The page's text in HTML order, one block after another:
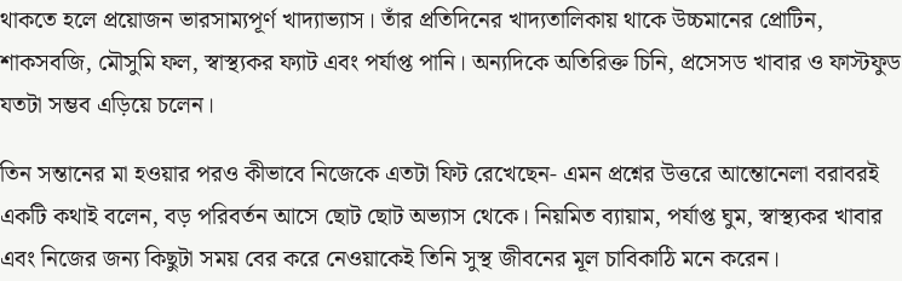
থাকতে হলে প্রয়োজন ভারসাম্যপূর্ণ খাদ্যাভ্যাস। তাঁর প্রতিদিনের খাদ্যতালিকায় থাকে উচ্চমানের প্রোটিন,
শাকসবজি, মৌসুমি ফল, স্বাস্থ্যকর ফ্যাট এবং পর্যাপ্ত পানি। অন্যদিকে অতিরিক্ত চিনি, প্রসেসড খাবার ও ফাস্টফুড
যতটা সম্ভব এড়িয়ে চলেন।
তিন সন্তানের মা হওয়ার পরও কীভাবে নিজেকে এতটা ফিট রেখেছেন- এমন প্রশ্নের উত্তরে আন্তোনেলা বরাবরই
একটি কথাই বলেন, বড় পরিবর্তন আসে ছোট ছোট অভ্যাস থেকে। নিয়মিত ব্যায়াম, পর্যাপ্ত ঘুম, স্বাস্থ্যকর খাবার
এবং নিজের জন্য কিছুটা সময় বের করে নেওয়াকেই তিনি সুস্থ জীবনের মূল চাবিকাঠি মনে করেন।